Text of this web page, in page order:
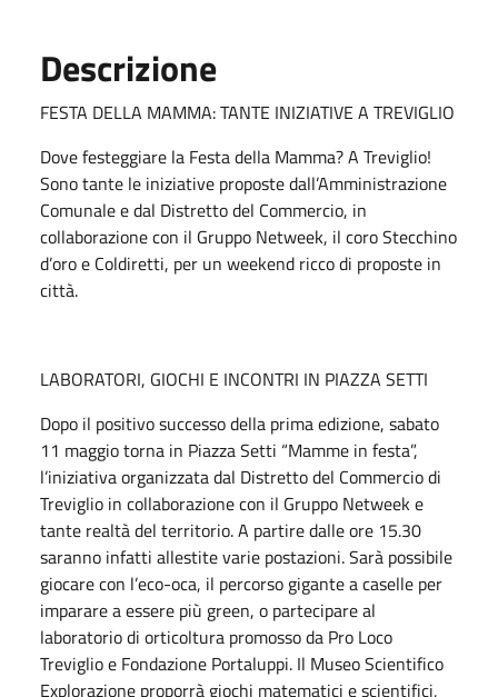
Descrizione
FESTA DELLA MAMMA: TANTE INIZIATIVE A TREVIGLIO
Dove festeggiare la Festa della Mamma? A Treviglio!
Sono tante le iniziative proposte dall’Amministrazione
Comunale e dal Distretto del Commercio, in
collaborazione con il Gruppo Netweek, il coro Stecchino
d’oro e Coldiretti, per un weekend ricco di proposte in
città.
LABORATORI, GIOCHI E INCONTRI IN PIAZZA SETTI
Dopo il positivo successo della prima edizione, sabato
11 maggio torna in Piazza Setti “Mamme in festa”,
l’iniziativa organizzata dal Distretto del Commercio di
Treviglio in collaborazione con il Gruppo Netweek e
tante realtà del territorio. A partire dalle ore 15.30
saranno infatti allestite varie postazioni. Sarà possibile
giocare con l’eco-oca, il percorso gigante a caselle per
imparare a essere più green, o partecipare al
laboratorio di orticoltura promosso da Pro Loco
Treviglio e Fondazione Portaluppi. Il Museo Scientifico
Explorazione proporrà giochi matematici e scientifici,